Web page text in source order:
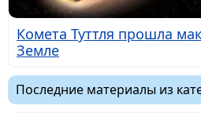
Комета Туттля прошла
Земле
Последние материалы из